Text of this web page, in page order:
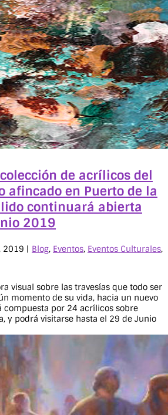
de acrílicos del
afincado en Puerto de la
continuará abierta
2019
2019 | Blog, Eventos, Eventos Culturales,
visual sobre las travesías que todo ser
momento de su vida, hacia un nuevo
compuesta por 24 acrílicos sobre
y podrá visitarse hasta el 29 de Junio